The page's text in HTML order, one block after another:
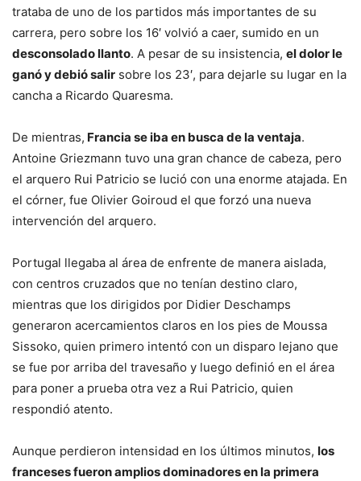
trataba de uno de los partidos más importantes de su
carrera, pero sobre los 16′ volvió a caer, sumido en un
desconsoladollanto. A pesar de su insistencia, el dolor le
ganó y debió salir sobre los 23′, para dejarle su lugar en la
cancha a Ricardo Quaresma.
De mientras, Francia se iba en busca de la ventaja.
Antoine Griezmann tuvo una gran chance de cabeza, pero
el arquero Rui Patricio se lució con una enorme atajada. En
el córner, fue Olivier Goiroud el que forzó una nueva
intervención del arquero.
Portugal llegaba al área de enfrente de manera aislada,
con centros cruzados que no tenían destino claro,
mientras que los dirigidos por Didier Deschamps
generaron acercamientos claros en los pies de Moussa
Sissoko, quien primero intentó con un disparo lejano que
se fue por arriba del travesaño y luego definió en el área
para poner a prueba otra vez a Rui Patricio, quien
respondió atento.
Aunque perdieron intensidad en los últimos minutos, los
franceses fueron amplios dominadores en la primera